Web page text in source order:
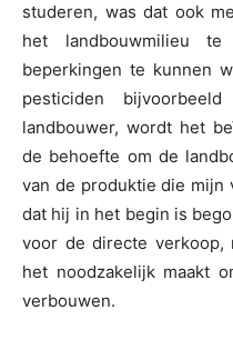
studeren, was dat ook
het landbouwmilieu
beperkingen te kunnen
pesticiden
landbouwer, wordt het
de behoefte om de
van de produktie die mijn
dat hij in het begin is
voor de directe verkoop,
het noodzakelijk maakt
verbouwen.